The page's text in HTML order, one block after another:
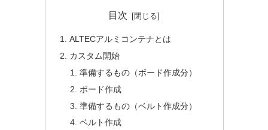
目次
ALTECアルミコンテナとは
カスタム開始
準備するもの（ボード作成分）
ボード作成
準備するもの（ベルト作成分）
ベルト作成